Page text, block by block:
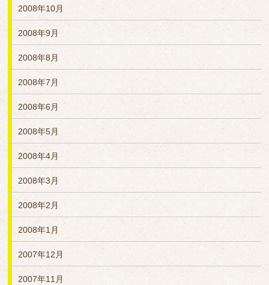
2008年10月
2008年9月
2008年8月
2008年7月
2008年6月
2008年5月
2008年4月
2008年3月
2008年2月
2008年1月
2007年12月
2007年11月